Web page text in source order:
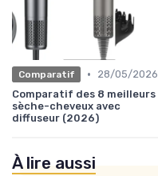
Comparatif •
28/05/2026
Comparatif des 8 meilleurs
sèche-cheveux avec
diffuseur (2026)
À lire aussi